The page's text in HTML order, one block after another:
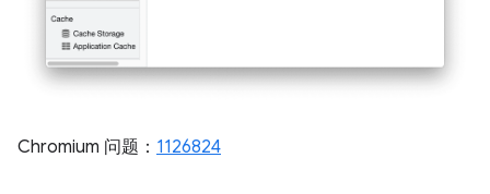
Chromium 问题： 1126824